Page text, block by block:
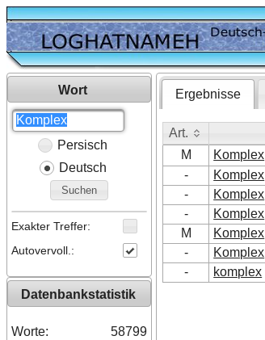
Wort
Persisch
Deutsch
Suchen
Exakter Treffer:
Autovervoll.:
Datenbankstatistik
Worte:
58799
Ergebnisse
Art.
Art.
M Komplex
-
Komplex
-
Komplex
-
Komplex
M
Komplex
-
Komplex
-
komplex